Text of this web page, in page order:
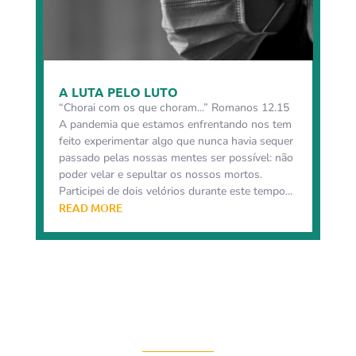
A LUTA PELO LUTO
“Chorai com os que choram...” Romanos 12.15
A pandemia que estamos enfrentando nos tem
feito experimentar algo que nunca havia sequer
passado pelas nossas mentes ser possível: não
poder velar e sepultar os nossos mortos.
Participei de dois velórios durante este tempo...
READ MORE